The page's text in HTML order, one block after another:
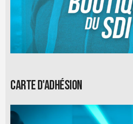
Carte d'adhésion